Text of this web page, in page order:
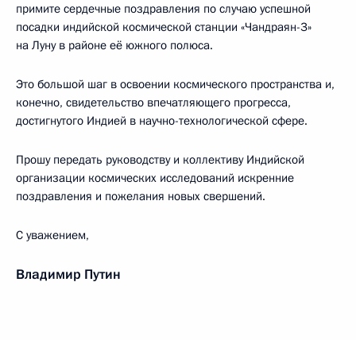
примите сердечные поздравления по случаю успешной
посадки индийской космической станции «Чандраян-3»
на Луну в районе её южного полюса.
Это большой шаг в освоении космического пространства и,
конечно, свидетельство впечатляющего прогресса,
достигнутого Индией в научно-технологической сфере.
Прошу передать руководству и коллективу Индийской
организации космических исследований искренние
поздравления и пожелания новых свершений.
С уважением,
Владимир Путин